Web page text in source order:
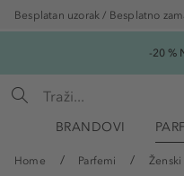
Besplatan uzorak / Besplatno
-20 %
BRANDOVI
Home Parfemi